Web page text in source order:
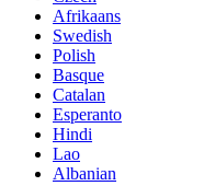
Afrikaans
Swedish
Polish
Basque
Catalan
Esperanto
Hindi
Lao
Albanian